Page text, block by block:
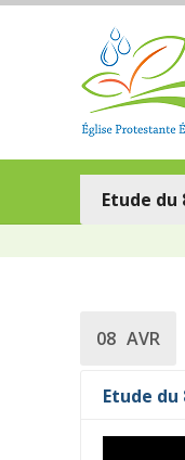
Etude du
08 AVR
Etude du